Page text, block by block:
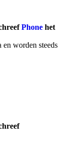
Phone het
en worden steeds